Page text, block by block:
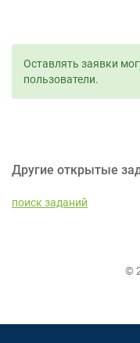
Оставлять заявки
пользователи.
Другие открытые
поиск заданий
©